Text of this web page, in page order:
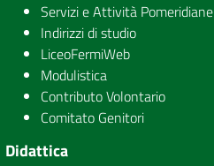
Servizi e Attività Pomeridiane
Indirizzi di studio
LiceoFermiWeb
Modulistica
Contributo Volontario
Comitato Genitori
Didattica